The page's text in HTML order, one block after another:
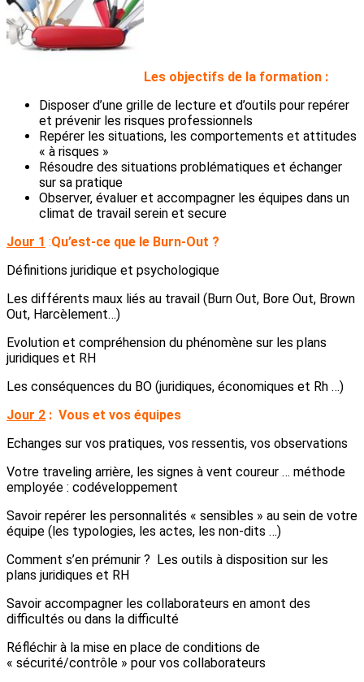
Les objectifs de la formation :
Disposer d’une grille de lecture et d’outils pour repérer
et prévenir les risques professionnels
Repérer les situations, les comportements et attitudes
« à risques »
Résoudre des situations problématiques et échanger
sur sa pratique
Observer, évaluer et accompagner les équipes dans un
climat de travail serein et secure
Jour 1 :Qu’est-ce que le Burn-Out ?
Définitions juridique et psychologique
Les différents maux liés au travail (Burn Out, Bore Out, Brown
Out, Harcèlement…)
Evolution et compréhension du phénomène sur les plans
juridiques et RH
Les conséquences du BO (juridiques, économiques et Rh …)
Jour 2 : Vous et vos équipes
Echanges sur vos pratiques, vos ressentis, vos observations
Votre traveling arrière, les signes à vent coureur … méthode
employée : codéveloppement
Savoir repérer les personnalités « sensibles » au sein de votre
équipe (les typologies, les actes, les non-dits …)
Comment s’en prémunir ? Les outils à disposition sur les
plans juridiques et RH
Savoir accompagner les collaborateurs en amont des
difficultés ou dans la difficulté
Réfléchir à la mise en place de conditions de
« sécurité/contrôle » pour vos collaborateurs